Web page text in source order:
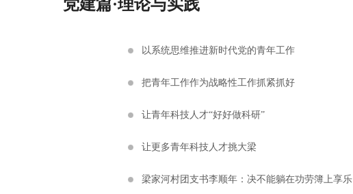
党建篇·理论与实践
以系统思维推进新时代党的青年工作
把青年工作作为战略性工作抓紧抓好
让青年科技人才“好好做科研”
让更多青年科技人才挑大梁
梁家河村团支书李顺年：决不能躺在功劳簿上享乐